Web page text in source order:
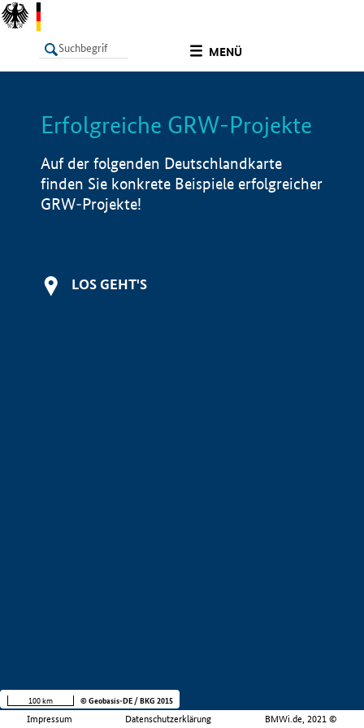
MENÜ
LISTE Info
Erfolgreiche GRW-Projekte
Auf der folgenden Deutschlandkarte
finden Sie konkrete Beispiele erfolgreicher
GRW-Projekte!
LOS GEHT'S
Impressum Datenschutzerklärung BMWi.de, 2021 ©
100 km © Geobasis-DE / BKG 2015